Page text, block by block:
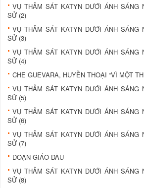
VỤ THẢM SÁT KATYN DƯỚI ÁNH SÁNG
SỬ (2)
VỤ THẢM SÁT KATYN DƯỚI ÁNH SÁNG
SỬ (3)
VỤ THẢM SÁT KATYN DƯỚI ÁNH SÁNG
SỬ (4)
CHE GUEVARA, HUYỀN THOẠI “VÌ MỘT
VỤ THẢM SÁT KATYN DƯỚI ÁNH SÁNG
SỬ (5)
VỤ THẢM SÁT KATYN DƯỚI ÁNH SÁNG
SỬ (6)
VỤ THẢM SÁT KATYN DƯỚI ÁNH SÁNG
SỬ (7)
ĐOẠN GIÁO ĐẦU
VỤ THẢM SÁT KATYN DƯỚI ÁNH SÁNG
SỬ (8)